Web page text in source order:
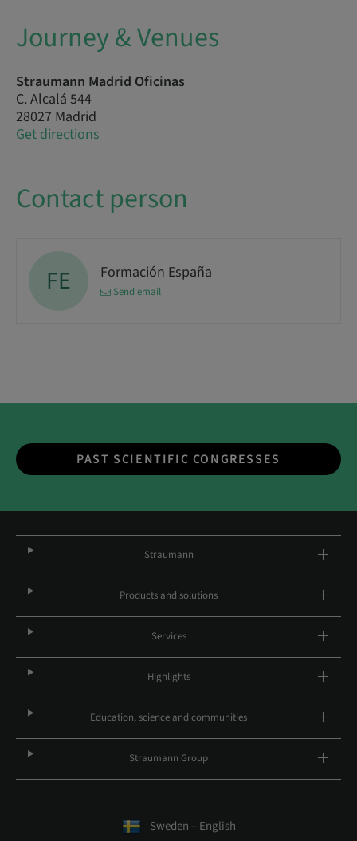
Journey & Venues
Straumann Madrid Oficinas
C. Alcalá 544
28027 Madrid
Get directions
Contact person
FE Formación España
Send email
PAST SCIENTIFIC CONGRESSES
Straumann
Products and solutions
Services
Highlights
Education, science and communities
Straumann Group
Sweden – English